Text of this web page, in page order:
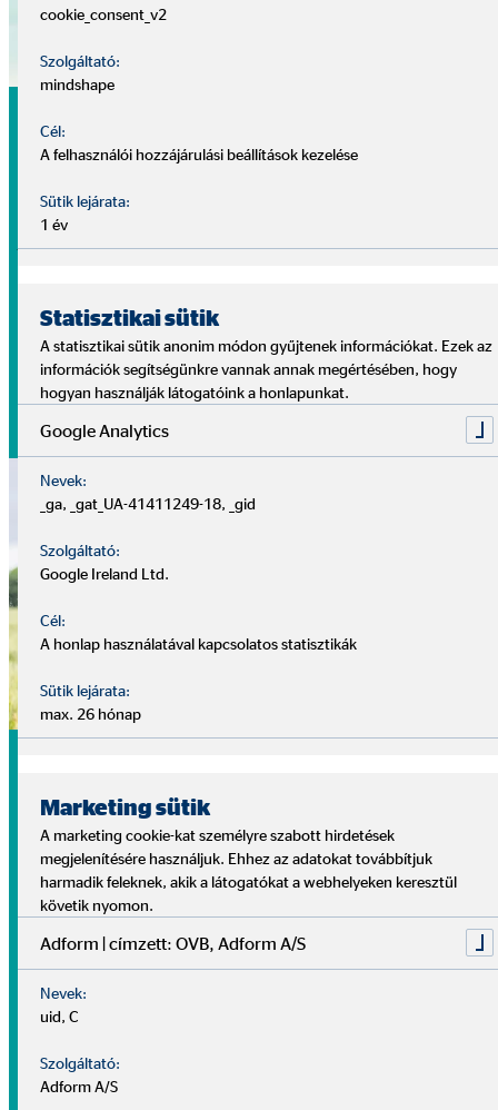
Egy gyermek érkezése a világ legszebb élménye, ámde
kisebb és nagyobb anyagi kiadással (iskoláztatás,
Gondoskodjon gyermeke jövőjéről már most, hogy előnnyel
indulhasson az életben – az Ön támogatásával!
Pénzügyi megoldások
Ki ne gondolt volna már arra, hogy a hosszú, munkával
töltött évek utána jár neki a megérdemelt pihenés? A nyugdíj
összege azonban nem egy kívánság, hanem merőben
meghatározza az adott ország demográfiai állapota és
mindenkori nyugdíjtörvénye.
Állítsa biztos lábakra már most nyugdíjas éveit és váljon
cookie_consent_v2
Szolgáltató:
mindshape
Cél:
A felhasználói hozzájárulási beállítások kezelése
Sütik lejárata:
1 év
Statisztikai sütik
A statisztikai sütik anonim módon gyűjtenek információkat. Ezek az
információk segítségünkre vannak annak megértésében, hogy
hogyan használják látogatóink a honlapunkat.
Google Analytics
Nevek:
_ga, _gat_UA-41411249-18, _gid
Szolgáltató:
Google Ireland Ltd.
Cél:
A honlap használatával kapcsolatos statisztikák
Sütik lejárata:
max. 26 hónap
Marketing sütik
A marketing cookie-kat személyre szabott hirdetések
megjelenítésére használjuk. Ehhez az adatokat továbbítjuk
harmadik feleknek, akik a látogatókat a webhelyeken keresztül
követik nyomon.
Adform | címzett: OVB, Adform A/S
Nevek:
uid, C
Szolgáltató:
Adform A/S